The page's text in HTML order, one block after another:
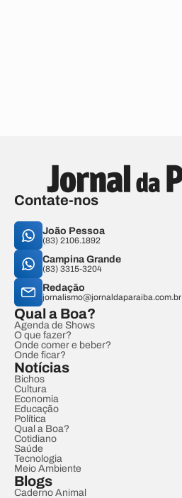
Contate-nos
João Pessoa
(83) 2106.1892
Campina Grande
(83) 3315-3204
Redação
jornalismo@jornaldaparaiba.com.br
Qual a Boa?
Agenda de Shows
O que fazer?
Onde comer e beber?
Onde ficar?
Notícias
Bichos
Cultura
Economia
Educação
Política
Qual a Boa?
Cotidiano
Saúde
Tecnologia
Meio Ambiente
Blogs
Caderno Animal